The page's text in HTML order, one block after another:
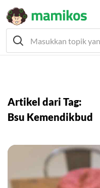
Artikel dari Tag:
Bsu Kemendikbud